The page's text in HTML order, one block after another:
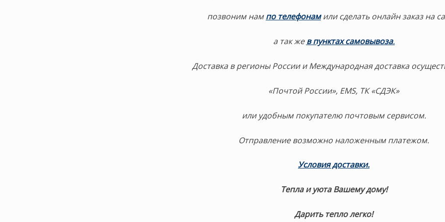
позвоним нампо телефонамили сделать онлайн заказ на
а так жев пунктах самовывоза.
Доставка в регионы России и Международная доставка
«Почтой России», EMS, ТК «СДЭК»
или удобным покупателю почтовым сервисом.
Отправление возможно наложенным платежом.
Условия доставки.
Тепла и уюта Вашему дому!
Дарить тепло легко!